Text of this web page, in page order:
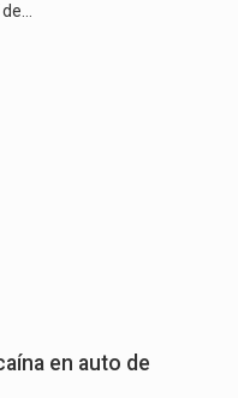
de…
en auto de